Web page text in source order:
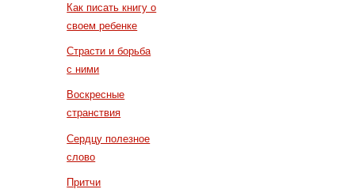
Как писать книгу о
своем ребенке
Страсти и борьба
с ними
Воскресные
странствия
Сердцу полезное
слово
Притчи